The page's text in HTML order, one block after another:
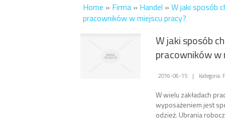
Home » Firma » Handel » W jaki sposób
pracowników w miejscu pracy?
W jaki sposób
pracowników w
2016-06-15 | Kategoria:
W wielu zakładach
wyposażeniem jest
odzież. Ubrania